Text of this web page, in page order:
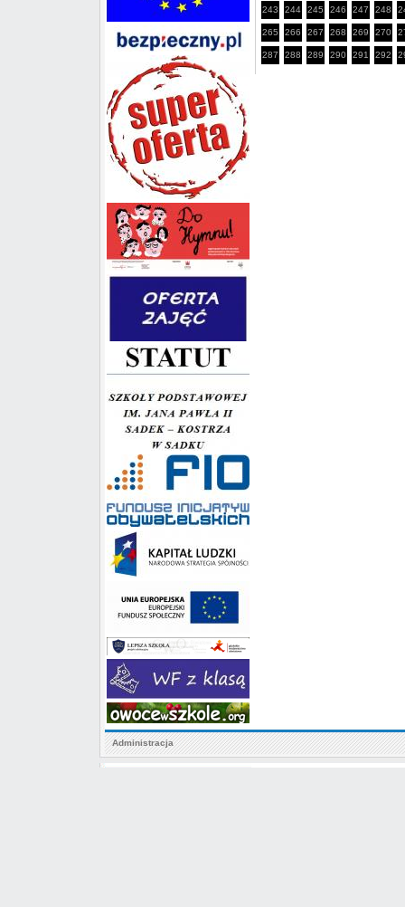
243 244 245 246 247 248
265 266 267 268 269 270
287 288 289 290 291 292
Administracja